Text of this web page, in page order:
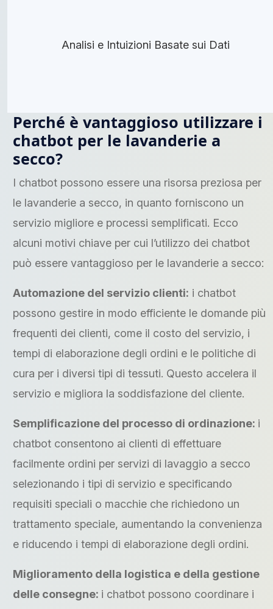
Analisi e Intuizioni Basate sui Dati
Perché è vantaggioso utilizzare i
chatbot per le lavanderie a
secco?
I chatbot possono essere una risorsa preziosa per
le lavanderie a secco, in quanto forniscono un
servizio migliore e processi semplificati. Ecco
alcuni motivi chiave per cui l’utilizzo dei chatbot
può essere vantaggioso per le lavanderie a secco:
Automazione del servizio clienti: i chatbot
possono gestire in modo efficiente le domande più
frequenti dei clienti, come il costo del servizio, i
tempi di elaborazione degli ordini e le politiche di
cura per i diversi tipi di tessuti. Questo accelera il
servizio e migliora la soddisfazione del cliente.
Semplificazione del processo di ordinazione: i
chatbot consentono ai clienti di effettuare
facilmente ordini per servizi di lavaggio a secco
selezionando i tipi di servizio e specificando
requisiti speciali o macchie che richiedono un
trattamento speciale, aumentando la convenienza
e riducendo i tempi di elaborazione degli ordini.
Miglioramento della logistica e della gestione
delle consegne: i chatbot possono coordinare i